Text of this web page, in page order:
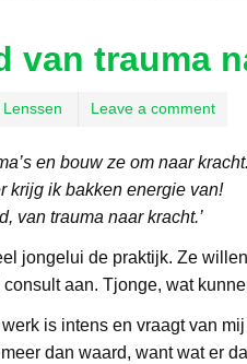
van trauma
Lenssen Leave a comment
en bouw ze om naar kracht.
krijg ik bakken energie van!
van trauma naar kracht.’
jongelui de praktijk. Ze
aan. Tjonge, wat
is intens en vraagt van
dan waard, want wat er